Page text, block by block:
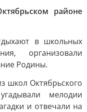
районе
в школьных
организовали
Родины.
школ Октябрьского
мелодии
и отвечали на